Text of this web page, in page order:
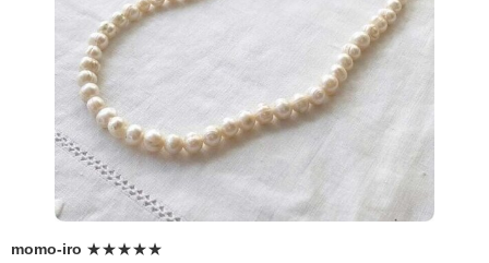
momo-iro ★★★★★